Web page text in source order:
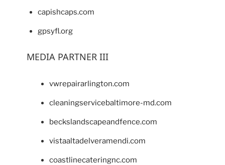
capishcaps.com
gpsyfl.org
MEDIA PARTNER III
vwrepairarlington.com
cleaningservicebaltimore-md.com
beckslandscapeandfence.com
vistaaltadelveramendi.com
coastlinecateringnc.com